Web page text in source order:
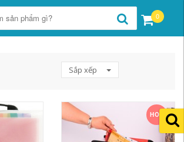
0
Sắp xếp
HOT